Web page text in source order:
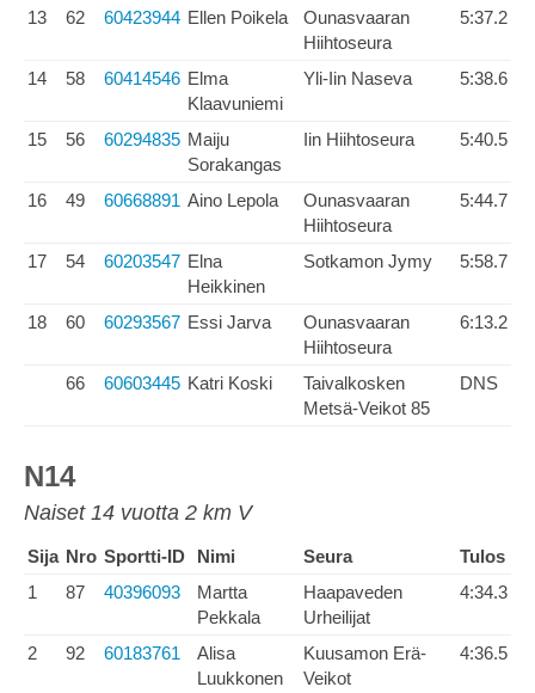
13 62 60423944 Ellen Poikela
Ounasvaaran
Hiihtoseura
5:37.2
14 58 60414546 Elma
Klaavuniemi
Yli-Iin Naseva 5:38.6
15 56 60294835 Maiju
Sorakangas
Iin Hiihtoseura 5:40.5
16 49 60668891 Aino Lepola
Ounasvaaran
Hiihtoseura
5:44.7
17 54 60203547 Elna
Heikkinen
Sotkamon Jymy 5:58.7
18 60 60293567 Essi Jarva
Ounasvaaran
Hiihtoseura
6:13.2
66 60603445 Katri Koski
Taivalkosken
Metsä-Veikot 85
DNS
N14
Naiset 14 vuotta 2 km V
Sija Nro Sportti-ID Nimi Seura
Tulos
1
87 40396093
Martta
Pekkala
Haapaveden
Urheilijat
4:34.3
2 92 60183761
Alisa
Luukkonen
Kuusamon Erä-
Veikot
4:36.5